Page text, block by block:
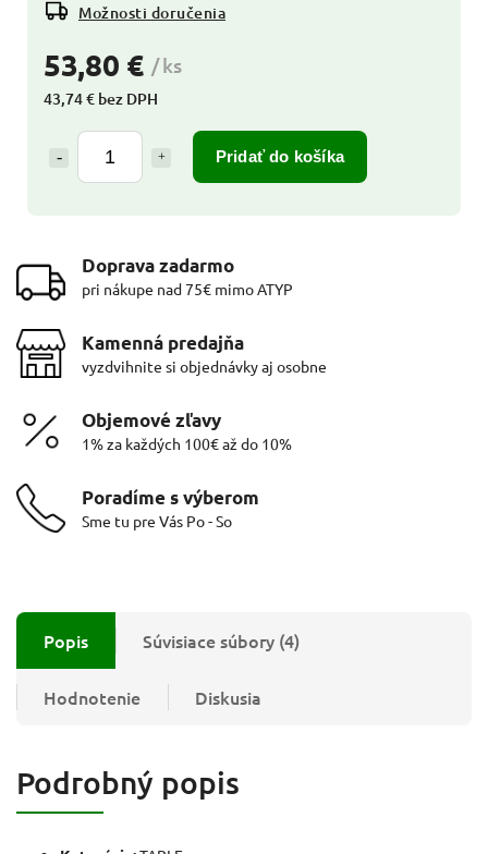
53,80 € / ks
43,74 € bez DPH
Pridať do košíka
Možnosti doručenia
Doprava zadarmo
pri nákupe nad 75€ mimo ATYP
Kamenná predajňa
vyzdvihnite si objednávky aj osobne
Objemové zľavy
1% za každých 100€ až do 10%
Poradíme s výberom
Sme tu pre Vás Po - So
Popis Súvisiace súbory (4)
Hodnotenie Diskusia
Podrobný popis